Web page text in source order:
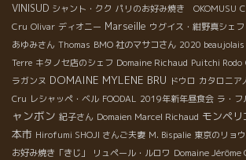
VINISUD シャント・クク パリのお好み焼き OKOMUSU
Cru Olivar ディオニー Marseille ウグイス・紺野真シェフ
あゆみさん Thomas BMO 社のマサコさん 2020
Terre キタノセ店のシェフ Domaine Richaud Puitchi Rodo
ラガンヌ DOMAINE MYLENE BRU ドウロ カタロニア
Cru レシャッペ・ベル FOODAL 2019年新年昼食会 ラ・フ
ャンボン 紀子さん Domaien Marcel Richaud モンペ
本市 Hirofumi SHOJI さんご夫妻 M. Bispalie 東京のリョ
お好み焼き「きじ」
リュペール・ルロワ Domaine Jérôme